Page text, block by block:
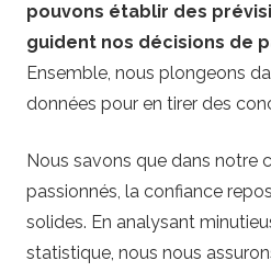
pouvons établir des
guident nos décisions de
Ensemble, nous plongeons
données pour en tirer des
Nous savons que dans notre
passionnés, la confiance
solides. En analysant
statistique, nous nous